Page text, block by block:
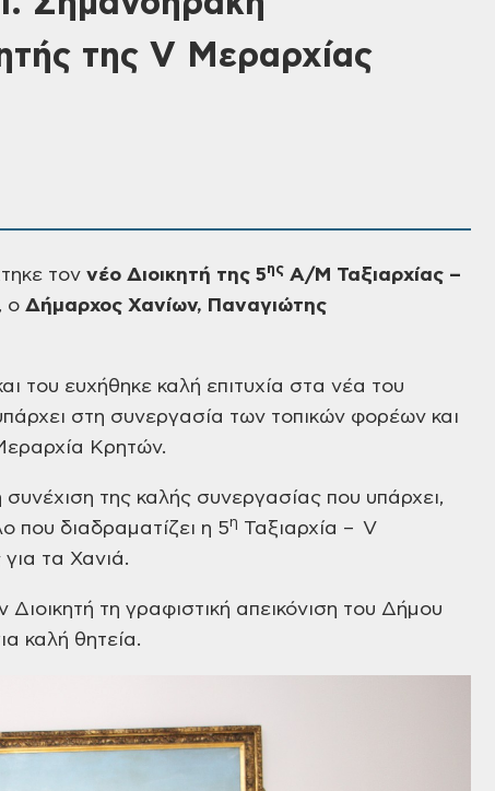
της V Μεραρχίας
τον νέο Διοικητή της 5ης Α/Μ Ταξιαρχίας –
, ο Δήμαρχος Χανίων, Παναγιώτης
του ευχήθηκε καλή επιτυχία στα νέα του
στη συνεργασία των τοπικών φορέων και
Κρητών.
της καλής συνεργασίας που υπάρχει,
που διαδραματίζει η 5η Ταξιαρχία – V
τα Χανιά.
τη γραφιστική απεικόνιση του Δήμου
καλή θητεία.